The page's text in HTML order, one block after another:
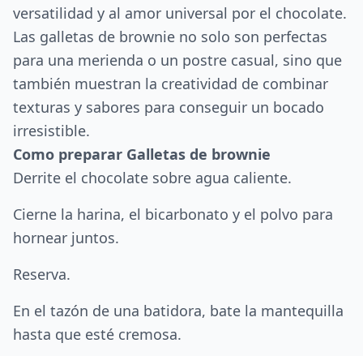
versatilidad y al amor universal por el chocolate.
Las galletas de brownie no solo son perfectas
para una merienda o un postre casual, sino que
también muestran la creatividad de combinar
texturas y sabores para conseguir un bocado
irresistible.
Como preparar Galletas de brownie
Derrite el chocolate sobre agua caliente.
Cierne la harina, el bicarbonato y el polvo para
hornear juntos.
Reserva.
En el tazón de una batidora, bate la mantequilla
hasta que esté cremosa.